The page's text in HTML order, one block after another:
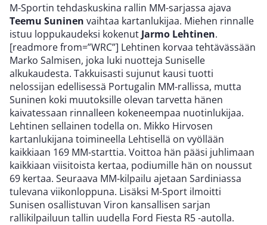
M-Sportin tehdaskuskina rallin MM-sarjassa ajava
Teemu Suninen vaihtaa kartanlukijaa. Miehen rinnalle
istuu loppukaudeksi kokenut Jarmo Lehtinen.
[readmore from=”WRC”] Lehtinen korvaa tehtävässään
Marko Salmisen, joka luki nuotteja Suniselle
alkukaudesta. Takkuisasti sujunut kausi tuotti
nelossijan edellisessä Portugalin MM-rallissa, mutta
Suninen koki muutoksille olevan tarvetta hänen
kaivatessaan rinnalleen kokeneempaa nuotinlukijaa.
Lehtinen sellainen todella on. Mikko Hirvosen
kartanlukijana toimineella Lehtisellä on vyöllään
kaikkiaan 169 MM-starttia. Voittoa hän pääsi juhlimaan
kaikkiaan viisitoista kertaa, podiumille hän on noussut
69 kertaa. Seuraava MM-kilpailu ajetaan Sardiniassa
tulevana viikonloppuna. Lisäksi M-Sport ilmoitti
Sunisen osallistuvan Viron kansallisen sarjan
rallikilpailuun tallin uudella Ford Fiesta R5 -autolla.